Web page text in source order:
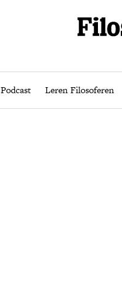
Podcast Leren Filosoferen
Evenementen Podcast